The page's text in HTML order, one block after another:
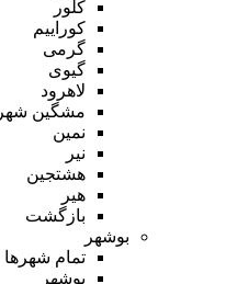
کلور
کوراییم
گرمی
گیوی
لاهرود
مشگین شهر
نمین
نیر
هشتجین
هیر
بازگشت
بوشهر
تمام شهر‌ها
بوشهر